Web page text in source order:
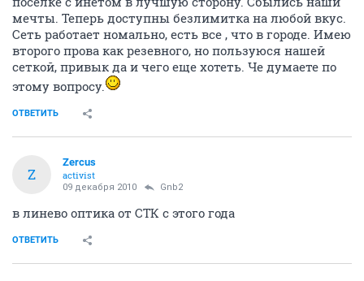
мечты. Теперь доступны безлимитка на любой вкус.
Сеть работает номально, есть все , что в городе. Имею
второго прова как резевного, но пользуюся нашей
сеткой, привык да и чего еще хотеть. Че думаете по
этому вопросу.
ОТВЕТИТЬ
Z
Zercus
activist
09 декабря 2010 Gnb2
в линево оптика от СТК с этого года
ОТВЕТИТЬ